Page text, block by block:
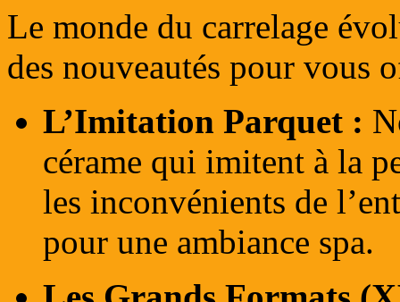
Le monde du carrelage
des nouveautés pour vous
L’Imitation Parquet :
cérame qui imitent à la
les inconvénients de
pour une ambiance spa.